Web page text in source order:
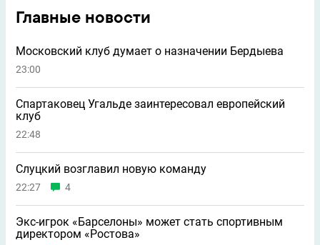
Главные новости
Московский клуб думает о назначении Бердыева
23:00
Спартаковец Угальде заинтересовал европейский
клуб
22:48
Слуцкий возглавил новую команду
22:27 4
Экс-игрок «Барселоны» может стать спортивным
директором «Ростова»